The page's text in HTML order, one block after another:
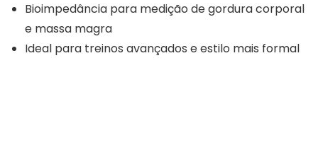
Bioimpedância para medição de gordura corporal
e massa magra
Ideal para treinos avançados e estilo mais formal